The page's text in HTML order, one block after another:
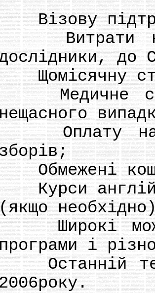
на
до
Медичне
Оплату
і